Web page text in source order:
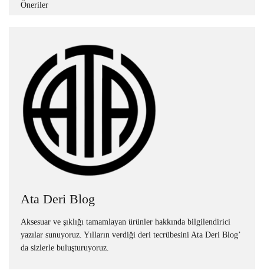
Öneriler
Ata Deri Blog
Aksesuar ve şıklığı tamamlayan ürünler hakkında bilgilendirici
yazılar sunuyoruz. Yılların verdiği deri tecrübesini Ata Deri Blog’
da sizlerle buluşturuyoruz.